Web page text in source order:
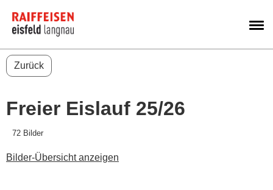
Zurück
Freier Eislauf 25/26
72 Bilder
Bilder-Übersicht anzeigen